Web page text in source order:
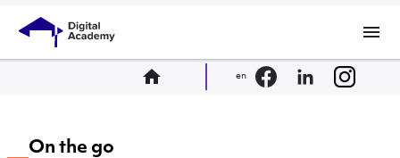
menu
home en
On the go